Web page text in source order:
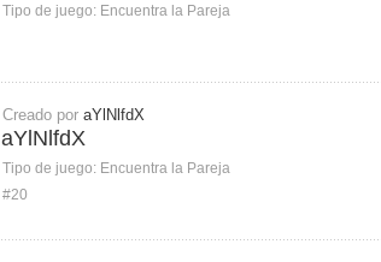
Tipo de juego: Encuentra la Pareja
Creado por aYlNlfdX
aYlNlfdX
Tipo de juego: Encuentra la Pareja
#20